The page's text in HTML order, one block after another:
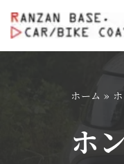
コ
ホーム »
ホ